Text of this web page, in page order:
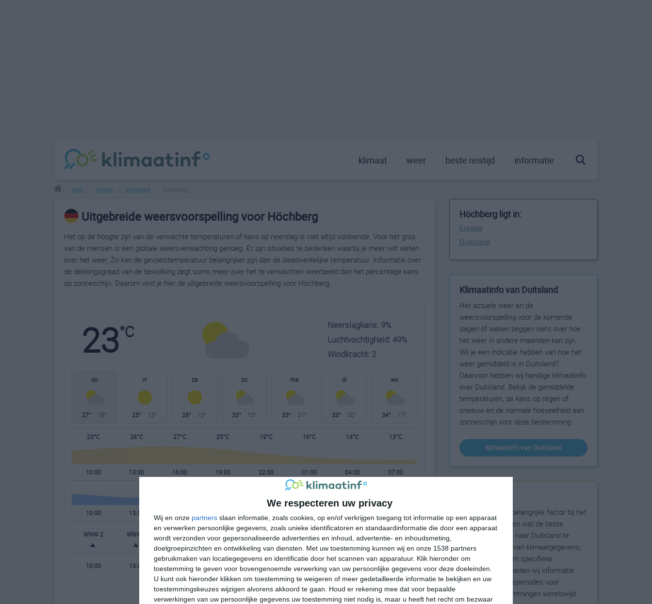
We respecteren uw privacy
Wij en onze partners slaan informatie, zoals cookies, op en/of verkrijgen toegang tot informatie op een apparaat
en verwerken persoonlijke gegevens, zoals unieke identificatoren en standaardinformatie die door een apparaat
wordt verzonden voor gepersonaliseerde advertenties en inhoud, advertentie- en inhoudsmeting,
doelgroepinzichten en ontwikkeling van diensten.
Met uw toestemming kunnen wij en onze 1538 partners
gebruikmaken van locatiegegevens en identificatie door het scannen van apparatuur. Klik hieronder om
toestemming te geven voor bovengenoemde verwerking van uw persoonlijke gegevens voor deze doeleinden.
U kunt ook hieronder klikken om toestemming te weigeren of meer gedetailleerde informatie te bekijken en uw
toestemmingskeuzes wijzigen alvorens akkoord te gaan.
Houd er rekening mee dat voor bepaalde
verwerkingen van uw persoonlijke gegevens uw toestemming niet nodig is, maar u heeft het recht om bezwaar
klimaat weer beste reistijd informatie
weer landen duitsland
Uitgebreide weersvoorspelling voor Höchberg
Het op de hoogte zijn van de verwachte temperaturen of kans op neerslag is niet altijd voldoende. Voor het gros
van de mensen is een globale weersverwachting genoeg. Er zijn situaties te bedenken waarbij je meer wilt weten
over het weer. Zo kan de gevoelstemperatuur belangrijker zijn dan de daadwerkelijke temperatuur. Informatie over
de dekkingsgraad van de bewolking zegt soms meer over het te verwachten weerbeeld dan het percentage kans
op zonneschijn. Daarom vind je hier de uitgebreide weersvoorspelling voor Höchberg.
23°C
Neerslagkans: 9%
Luchtvochtigheid: 49%
Windkracht: 2
do
27° 18°
vr
25° 13°
za
28° 13°
zo
33° 15°
ma
33° 21°
di
33° 20°
wo
34° 17°
23°C 26°C 27°C 25°C 19°C 16°C 14°C 13°C
10:00 13:00 16:00 19:00 22:00 01:00 04:00 07:00
10:00 13:00
WNW 2 WNW 3 WNW 2 WNW 1 NW 1
10:00 13:00 16:00 01:00
Höchberg ligt in:
Europa
Duitsland
Klimaatinfo van Duitsland
Het actuele weer en de
weersvoorspelling voor de komende
dagen of weken zeggen niets over hoe
het weer in andere maanden kan zijn.
Wil je een indicatie hebben van hoe het
weer gemiddeld is in Duitsland?
Daarvoor hebben wij handige klimaatinfo
over Duitsland. Bekijk de gemiddelde
temperaturen, de kans op regen of
sneeuw en de normale hoeveelheid aan
zonneschijn voor deze bestemming.
klimaatinfo van Duitsland
Het weer is een belangrijke factor bij het
reizen. Wil je weten wat de beste
maanden zijn om naar Duitsland te
reizen? Op basis van klimaatgegevens,
weersextremen en specifieke
weerinformatie bieden wij informatie
over de beste reisperiodes voor
duizenden bestemmingen wereldwijd.